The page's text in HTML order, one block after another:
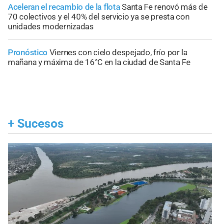
Aceleran el recambio de la flotaSanta Fe renovó más de
70 colectivos y el 40% del servicio ya se presta con
unidades modernizadas
Pronóstico Viernes con cielo despejado, frío por la
mañana y máxima de 16°C en la ciudad de Santa Fe
+ Sucesos